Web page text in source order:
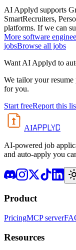
AI Applyd supports
SmartRecruiters,
platforms. If we can
More software
jobsBrowse all jobs
Want AI Applyd to
We tailor your
for you.
Start freeReport this
AIAPPLYD
AI-powered job
and auto-apply you
Product
PricingMCP server
Resources